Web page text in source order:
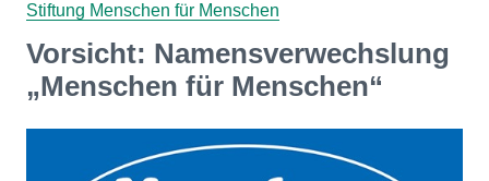
Stiftung Menschen für Menschen
Vorsicht: Namensverwechslung
„Menschen für Menschen“